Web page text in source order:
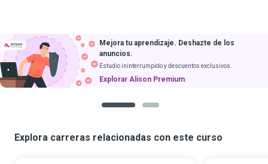
Mejora tu aprendizaje. Deshazte de los
anuncios.
Estudio ininterrumpido y descuentos exclusivos.
Explorar Alison Premium
Explora carreras relacionadas con este curso